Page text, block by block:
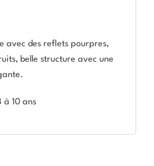
avec des reflets pourpres,
belle structure avec une
à 10 ans